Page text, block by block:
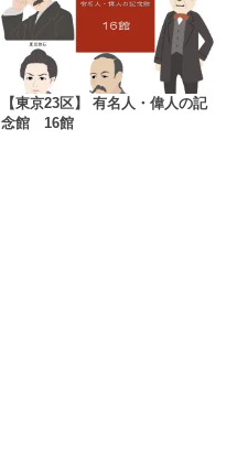
【東京23区】 有名人・偉人の記
念館 16館